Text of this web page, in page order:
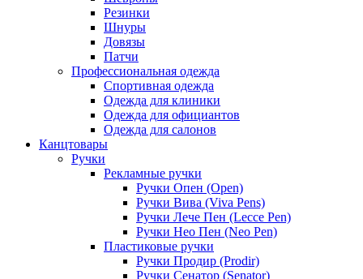
Резинки
Шнуры
Довязы
Патчи
Профессиональная одежда
Спортивная одежда
Одежда для клиники
Одежда для официантов
Одежда для салонов
Канцтовары
Ручки
Рекламные ручки
Ручки Опен (Open)
Ручки Вива (Viva Pens)
Ручки Лече Пен (Lecce Pen)
Ручки Нео Пен (Neo Pen)
Пластиковые ручки
Ручки Продир (Prodir)
Ручки Сенатор (Senator)